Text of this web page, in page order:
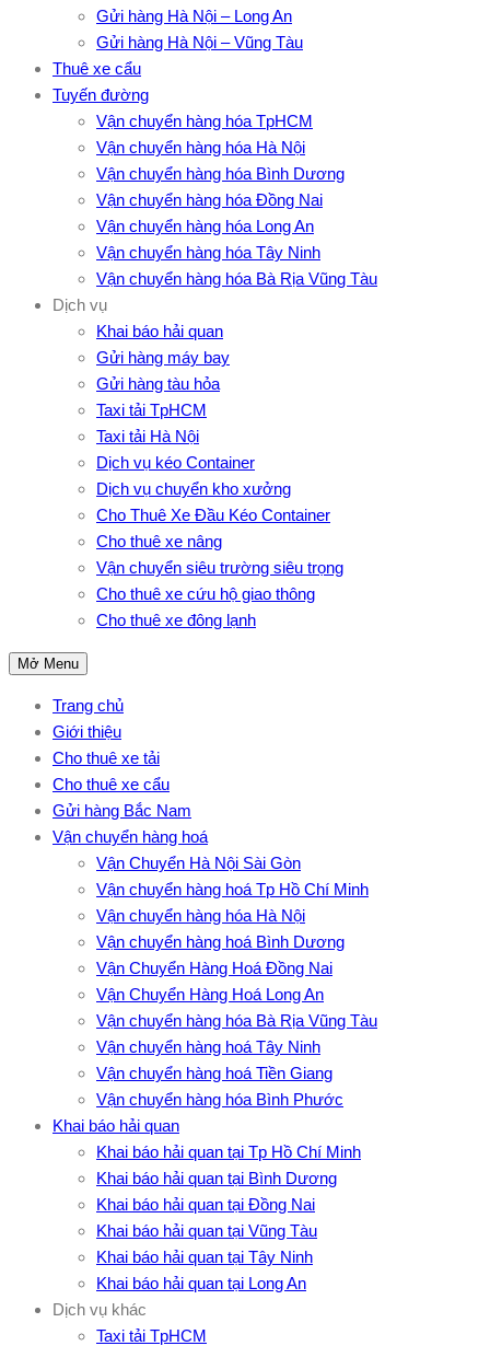
Gửi hàng Hà Nội – Long An
Gửi hàng Hà Nội – Vũng Tàu
Thuê xe cẩu
Tuyến đường
Vận chuyển hàng hóa TpHCM
Vận chuyển hàng hóa Hà Nội
Vận chuyển hàng hóa Bình Dương
Vận chuyển hàng hóa Đồng Nai
Vận chuyển hàng hóa Long An
Vận chuyển hàng hóa Tây Ninh
Vận chuyển hàng hóa Bà Rịa Vũng Tàu
Dịch vụ
Khai báo hải quan
Gửi hàng máy bay
Gửi hàng tàu hỏa
Taxi tải TpHCM
Taxi tải Hà Nội
Dịch vụ kéo Container
Dịch vụ chuyển kho xưởng
Cho Thuê Xe Đầu Kéo Container
Cho thuê xe nâng
Vận chuyển siêu trường siêu trọng
Cho thuê xe cứu hộ giao thông
Cho thuê xe đông lạnh
Mở Menu
Trang chủ
Giới thiệu
Cho thuê xe tải
Cho thuê xe cẩu
Gửi hàng Bắc Nam
Vận chuyển hàng hoá
Vận Chuyển Hà Nội Sài Gòn
Vận chuyển hàng hoá Tp Hồ Chí Minh
Vận chuyển hàng hóa Hà Nội
Vận chuyển hàng hoá Bình Dương
Vận Chuyển Hàng Hoá Đồng Nai
Vận Chuyển Hàng Hoá Long An
Vận chuyển hàng hóa Bà Rịa Vũng Tàu
Vận chuyển hàng hoá Tây Ninh
Vận chuyển hàng hoá Tiền Giang
Vận chuyển hàng hóa Bình Phước
Khai báo hải quan
Khai báo hải quan tại Tp Hồ Chí Minh
Khai báo hải quan tại Bình Dương
Khai báo hải quan tại Đồng Nai
Khai báo hải quan tại Vũng Tàu
Khai báo hải quan tại Tây Ninh
Khai báo hải quan tại Long An
Dịch vụ khác
Taxi tải TpHCM